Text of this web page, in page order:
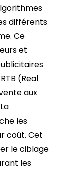
différents
Ce
et
(Real
aux
les
coût. Cet
le ciblage
les